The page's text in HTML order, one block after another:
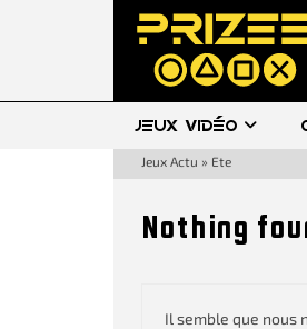
JEUX VIDÉO
Jeux Actu » Ete
Nothing
Il semble que nous